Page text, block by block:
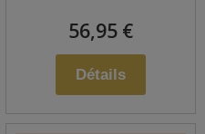
56,95 €
Détails